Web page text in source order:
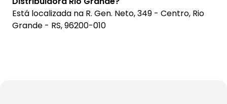
Está localizada na R. Gen. Neto, 349 - Centro, Rio
Grande - RS, 96200-010